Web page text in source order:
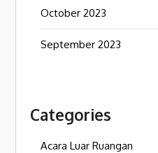
October 2023
September 2023
Categories
Acara Luar Ruangan